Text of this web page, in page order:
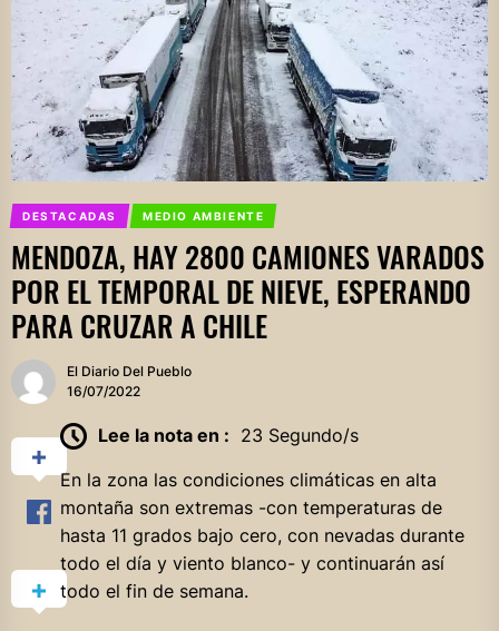
DESTACADAS MEDIO AMBIENTE
MENDOZA, HAY 2800 CAMIONES VARADOS
POR EL TEMPORAL DE NIEVE, ESPERANDO
PARA CRUZAR A CHILE
El Diario Del Pueblo
16/07/2022
Lee la nota en : 23 Segundo/s
En la zona las condiciones climáticas en alta
montaña son extremas -con temperaturas de
hasta 11 grados bajo cero, con nevadas durante
todo el día y viento blanco- y continuarán así
todo el fin de semana.